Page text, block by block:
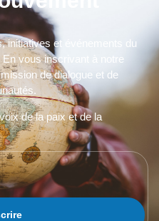
initiatives et événements du
vous inscrivant à notre
de dialogue et de
de la paix et de la